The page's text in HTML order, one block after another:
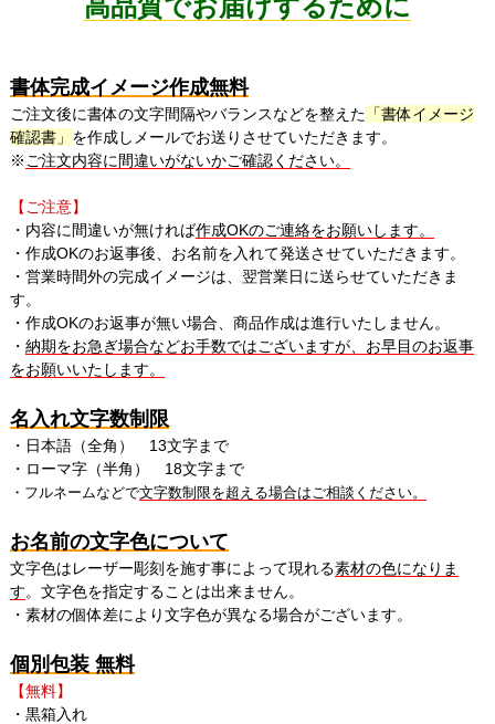
書体完成イメージ作成無料
ご注文後に書体の文字間隔やバランスなどを整えた 「書体イメージ
確認書」 を作成しメールでお送りさせていただきます。
※ ご注文内容に間違いがないかご確認ください。
【ご注意】
・内容に間違いが無ければ作成OKのご連絡をお願いします。
・作成OKのお返事後、お名前を入れて発送させていただきます。
・営業時間外の完成イメージは、翌営業日に送らせていただきま
す。
・作成OKのお返事が無い場合、商品作成は進行いたしません。
・ 納期をお急ぎ場合などお手数ではございますが、お早目のお返事
をお願いいたします。
名入れ文字数制限
・日本語（全角） 13文字まで
・ローマ字（半角） 18文字まで
・フルネームなどで文字数制限を超える場合はご相談ください。
お名前の文字色について
文字色はレーザー彫刻を施す事によって現れる素材の色になりま
す。文字色を指定することは出来ません。
・素材の個体差により文字色が異なる場合がございます。
個別包装 無料
【無料】
・黒箱入れ